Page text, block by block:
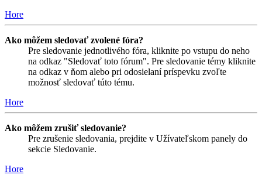
Hore
Ako môžem sledovať zvolené fóra?
Pre sledovanie jednotlivého fóra, kliknite po vstupu do neho
na odkaz "Sledovať toto fórum". Pre sledovanie témy kliknite
na odkaz v ňom alebo pri odosielaní príspevku zvoľte
možnosť sledovať túto tému.
Hore
Ako môžem zrušiť sledovanie?
Pre zrušenie sledovania, prejdite v Užívateľskom panely do
sekcie Sledovanie.
Hore